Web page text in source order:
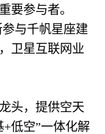
要参与者。
与千帆星座建
卫星互联网业
头，提供空天
低空”一体化解